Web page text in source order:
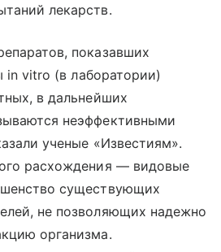
лекарств.
показавших
in vitro (в лаборатории)
в дальнейших
неэффективными
ученые «Известиям».
расхождения — видовые
существующих
не позволяющих надежно
организма.